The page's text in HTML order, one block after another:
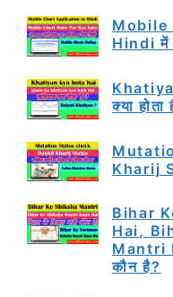
Hindi में
क्या होता
Kharij
Bihar
Hai,
Mantri
कौन है?